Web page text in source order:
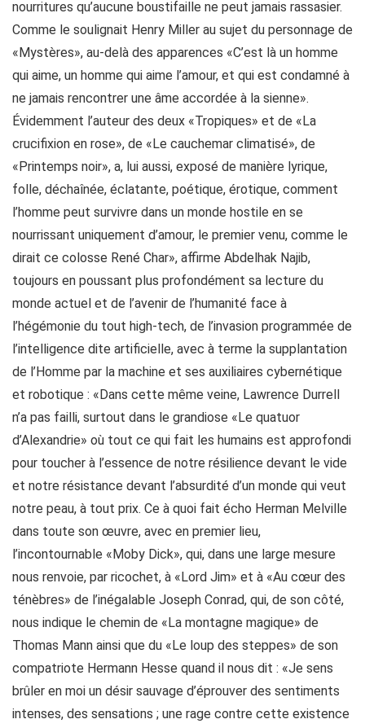
nourritures qu’aucune boustifaille ne peut jamais rassasier.
Comme le soulignait Henry Miller au sujet du personnage de
«Mystères», au-delà des apparences «C’est là un homme
qui aime, un homme qui aime l’amour, et qui est condamné à
ne jamais rencontrer une âme accordée à la sienne».
Évidemment l’auteur des deux «Tropiques» et de «La
crucifixion en rose», de «Le cauchemar climatisé», de
«Printemps noir», a, lui aussi, exposé de manière lyrique,
folle, déchaînée, éclatante, poétique, érotique, comment
l’homme peut survivre dans un monde hostile en se
nourrissant uniquement d’amour, le premier venu, comme le
dirait ce colosse René Char», affirme Abdelhak Najib,
toujours en poussant plus profondément sa lecture du
monde actuel et de l’avenir de l’humanité face à
l’hégémonie du tout high-tech, de l’invasion programmée de
l’intelligence dite artificielle, avec à terme la supplantation
de l’Homme par la machine et ses auxiliaires cybernétique
et robotique : «Dans cette même veine, Lawrence Durrell
n’a pas failli, surtout dans le grandiose «Le quatuor
d’Alexandrie» où tout ce qui fait les humains est approfondi
pour toucher à l’essence de notre résilience devant le vide
et notre résistance devant l’absurdité d’un monde qui veut
notre peau, à tout prix. Ce à quoi fait écho Herman Melville
dans toute son œuvre, avec en premier lieu,
l’incontournable «Moby Dick», qui, dans une large mesure
nous renvoie, par ricochet, à «Lord Jim» et à «Au cœur des
ténèbres» de l’inégalable Joseph Conrad, qui, de son côté,
nous indique le chemin de «La montagne magique» de
Thomas Mann ainsi que du «Le loup des steppes» de son
compatriote Hermann Hesse quand il nous dit : «Je sens
brûler en moi un désir sauvage d’éprouver des sentiments
intenses, des sensations ; une rage contre cette existence